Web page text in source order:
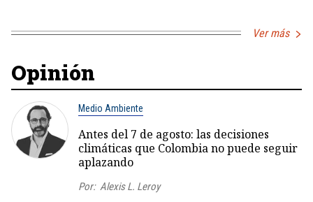
Ver más
Opinión
Medio Ambiente
Antes del 7 de agosto: las decisiones
climáticas que Colombia no puede seguir
aplazando
Por: Alexis L. Leroy